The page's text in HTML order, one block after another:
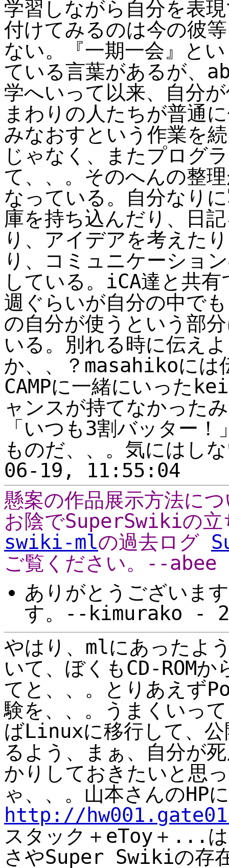
学習しながら自分を表
付けてみるのは今の彼
ない。『一期一会』と
ている言葉があるが、
学へいって以来、自分
まわりの人たちが普通
みなおすという作業を
じゃなく、またプログ
て、、。そのへんの整
なっている。自分なり
庫を持ち込んだり、日
り、アイデアを考えた
り、コミュニケーショ
している。iCA達と共
週ぐらいが自分の中で
の自分が使うという部
いる。別れる時に伝え
か、、？masahikoには
CAMPに一緒にいった
ャンスが持てなかった
「いつも3割バッター
ものだ、、。気には
06-19, 11:55:04
懸案の作品展示方法に
お陰でSuperSwikiの立
swiki-mlの過去ログ
ご覧ください。--abee
ありがとうございま
す。--kimurako -
やはり、mlにあった
いて、ぼくもCD-
てと、、。とりあえず
験を、、。うまくいっ
ばLinuxに移行して、公
るよう、まぁ、自分が
かりしておきたいと思
ゃ、、。山本さんのHP
http://
スタック＋eToy＋...は
さやSuper Swikiの存